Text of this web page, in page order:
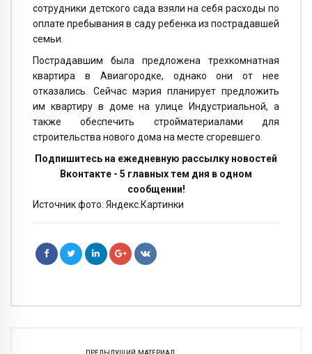
сотрудники детского сада взяли на себя расходы по
оплате пребывания в саду ребенка из пострадавшей
семьи.
Пострадавшим была предложена трехкомнатная
квартира в Авиагородке, однако они от нее
отказались. Сейчас мэрия планирует предложить
им квартиру в доме на улице Индустриальной, а
также обеспечить стройматериалами для
строительства нового дома на месте сгоревшего.
Подпишитесь на ежедневную рассылку новостей
Вконтакте - 5 главных тем дня в одном
сообщении!
Источник фото: Яндекс.Картинки